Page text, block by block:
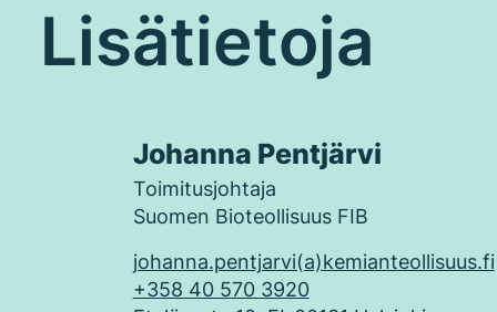
Johanna Pentjärvi
Toimitusjohtaja
Suomen Bioteollisuus FIB
johanna.pentjarvi(a)kemianteollisuus.fi
+358 40 570 3920
Lisätietoja